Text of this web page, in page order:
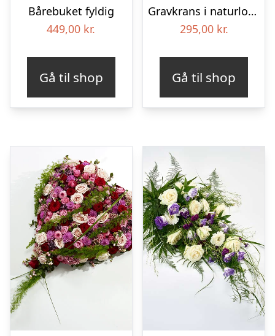
Bårebuket fyldig
449,00 kr.
Gå til shop
Gravkrans i naturlook – Blomster til begravelse
295,00 kr.
Gå til shop